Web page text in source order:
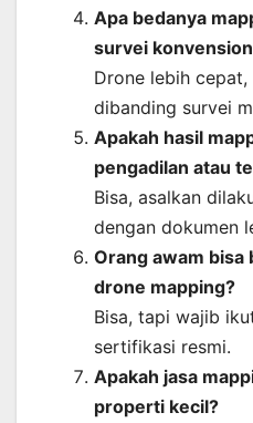
Apa bedanya
survei
Drone lebih
dibanding survei
Apakah hasil
pengadilan atau
Bisa, asalkan
dengan dokumen
Orang awam bisa
drone mapping?
Bisa, tapi wajib
sertifikasi resmi.
Apakah jasa
properti kecil?